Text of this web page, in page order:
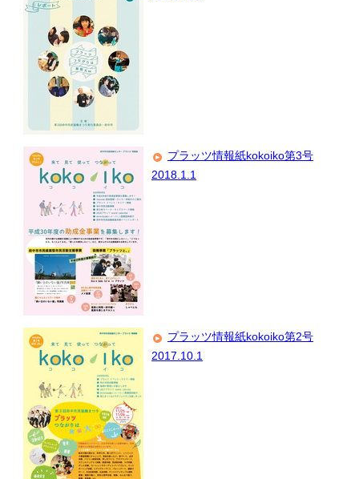
プラッツ情報紙kokoiko第3号
2018.1.1
プラッツ情報紙kokoiko第2号
2017.10.1